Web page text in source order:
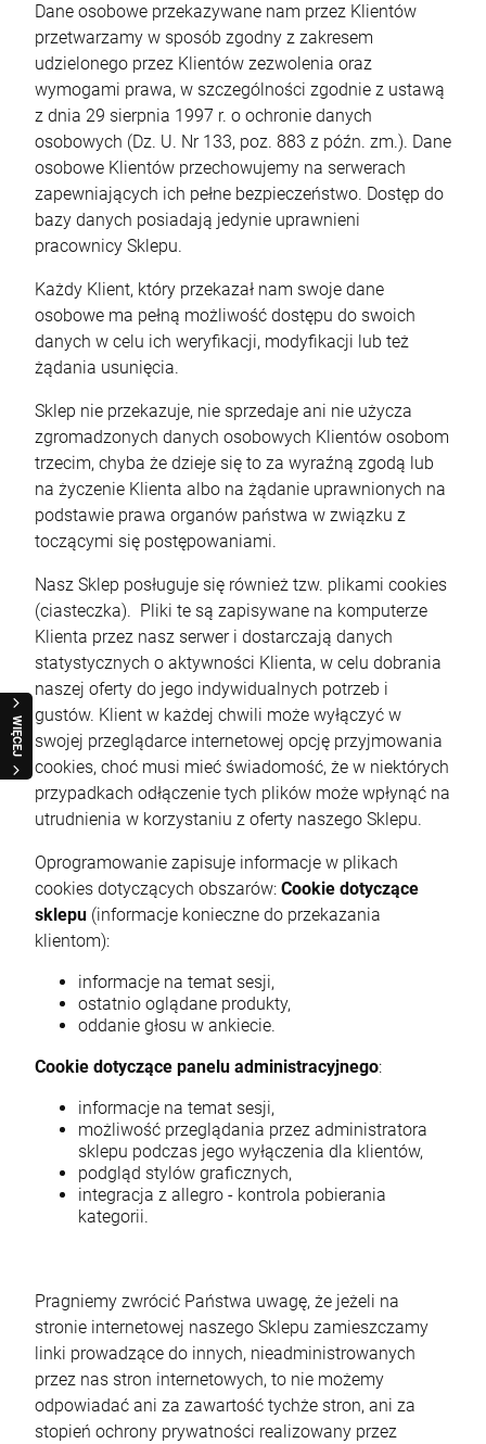
WIĘCEJ
Dane osobowe przekazywane nam przez Klientów
przetwarzamy w sposób zgodny z zakresem
udzielonego przez Klientów zezwolenia oraz
wymogami prawa, w szczególności zgodnie z ustawą
z dnia 29 sierpnia 1997 r. o ochronie danych
osobowych (Dz. U. Nr 133, poz. 883 z późn. zm.). Dane
osobowe Klientów przechowujemy na serwerach
zapewniających ich pełne bezpieczeństwo. Dostęp do
bazy danych posiadają jedynie uprawnieni
pracownicy Sklepu.
Każdy Klient, który przekazał nam swoje dane
osobowe ma pełną możliwość dostępu do swoich
danych w celu ich weryfikacji, modyfikacji lub też
żądania usunięcia.
Sklep nie przekazuje, nie sprzedaje ani nie użycza
zgromadzonych danych osobowych Klientów osobom
trzecim, chyba że dzieje się to za wyraźną zgodą lub
na życzenie Klienta albo na żądanie uprawnionych na
podstawie prawa organów państwa w związku z
toczącymi się postępowaniami.
Nasz Sklep posługuje się również tzw. plikami cookies
(ciasteczka). Pliki te są zapisywane na komputerze
Klienta przez nasz serwer i dostarczają danych
statystycznych o aktywności Klienta, w celu dobrania
naszej oferty do jego indywidualnych potrzeb i
gustów. Klient w każdej chwili może wyłączyć w
swojej przeglądarce internetowej opcję przyjmowania
cookies, choć musi mieć świadomość, że w niektórych
przypadkach odłączenie tych plików może wpłynąć na
utrudnienia w korzystaniu z oferty naszego Sklepu.
Oprogramowanie zapisuje informacje w plikach
cookies dotyczących obszarów: Cookie dotyczące
sklepu (informacje konieczne do przekazania
klientom):
informacje na temat sesji,
ostatnio oglądane produkty,
oddanie głosu w ankiecie.
Cookie dotyczące panelu administracyjnego:
informacje na temat sesji,
możliwość przeglądania przez administratora
sklepu podczas jego wyłączenia dla klientów,
podgląd stylów graficznych,
integracja z allegro - kontrola pobierania
kategorii.
Pragniemy zwrócić Państwa uwagę, że jeżeli na
stronie internetowej naszego Sklepu zamieszczamy
linki prowadzące do innych, nieadministrowanych
przez nas stron internetowych, to nie możemy
odpowiadać ani za zawartość tychże stron, ani za
stopień ochrony prywatności realizowany przez